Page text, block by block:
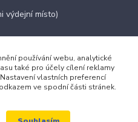
výdejní místo)
používání webu, analytické
také pro účely cílení reklamy
vlastních preferencí
ve spodní části stránek.